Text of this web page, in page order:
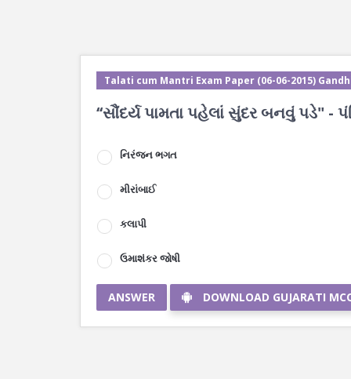
Talati cum Mantri Exam Paper (06-06-2015)
‘‘સૌંદર્ય પામતા પહેલાં સુંદર બનવું પડે" -
નિરંજન ભગત
મીરાંબાઈ
કલાપી
ઉમાશંકર જોષી
ANSWER DOWNLOAD GUJARATI